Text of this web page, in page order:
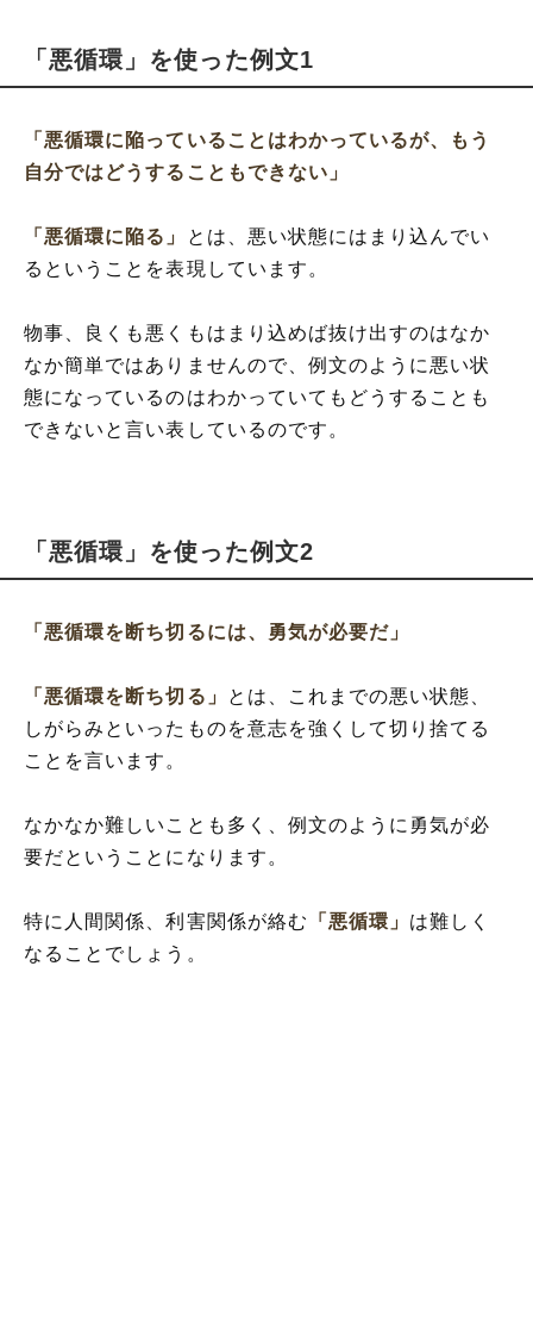
「悪循環」を使った例文1
「悪循環に陥っていることはわかっているが、もう
自分ではどうすることもできない」
「悪循環に陥る」
とは、悪い状態にはまり込んでい
るということを表現しています。
物事、良くも悪くもはまり込めば抜け出すのはなか
なか簡単ではありませんので、例文のように悪い状
態になっているのはわかっていてもどうすることも
できないと言い表しているのです。
「悪循環」を使った例文2
「悪循環を断ち切るには、勇気が必要だ」
「悪循環を断ち切る」
とは、これまでの悪い状態、
しがらみといったものを意志を強くして切り捨てる
ことを言います。
なかなか難しいことも多く、例文のように勇気が必
要だということになります。
特に人間関係、利害関係が絡む 「悪循環」 は難しく
なることでしょう。